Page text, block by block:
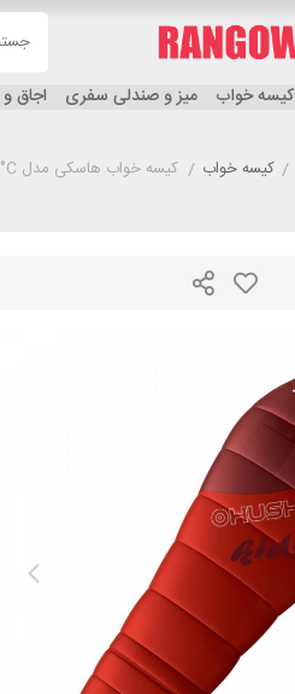
کیسه خواب میز و صندلی سفری اجاق
/ کیسه خواب / کیسه خواب هاسکی مدل HUSKY Kids Magic-12°C قرمز